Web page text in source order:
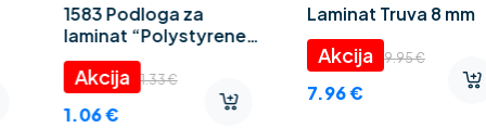
1583 Podloga za
laminat “Polystyrene
foam” 3 mm
1.33 €
1.06€
Laminat Truva 8 mm
9.95 €
7.96€